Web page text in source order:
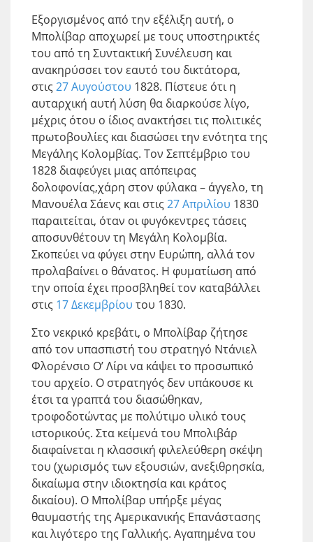
Εξοργισμένος από την εξέλιξη αυτή, ο
Μπολίβαρ αποχωρεί με τους υποστηρικτές
του από τη Συντακτική Συνέλευση και
ανακηρύσσει τον εαυτό του δικτάτορα,
στις 27 Αυγούστου 1828. Πίστευε ότι η
αυταρχική αυτή λύση θα διαρκούσε λίγο,
μέχρις ότου ο ίδιος ανακτήσει τις πολιτικές
πρωτοβουλίες και διασώσει την ενότητα της
Μεγάλης Κολομβίας. Τον Σεπτέμβριο του
1828 διαφεύγει μιας απόπειρας
δολοφονίας,χάρη στον φύλακα – άγγελο, τη
Μανουέλα Σάενς και στις 27 Απριλίου 1830
παραιτείται, όταν οι φυγόκεντρες τάσεις
αποσυνθέτουν τη Μεγάλη Κολομβία.
Σκοπεύει να φύγει στην Ευρώπη, αλλά τον
προλαβαίνει ο θάνατος. Η φυματίωση από
την οποία έχει προσβληθεί τον καταβάλλει
στις 17 Δεκεμβρίου του 1830.
Στο νεκρικό κρεβάτι, ο Μπολίβαρ ζήτησε
από τον υπασπιστή του στρατηγό Ντάνιελ
Φλορένσιο Ο’ Λίρι να κάψει το προσωπικό
του αρχείο. Ο στρατηγός δεν υπάκουσε κι
έτσι τα γραπτά του διασώθηκαν,
τροφοδοτώντας με πολύτιμο υλικό τους
ιστορικούς. Στα κείμενά του Μπολιβάρ
διαφαίνεται η κλασσική φιλελεύθερη σκέψη
του (χωρισμός των εξουσιών, ανεξιθρησκία,
δικαίωμα στην ιδιοκτησία και κράτος
δικαίου). Ο Μπολίβαρ υπήρξε μέγας
θαυμαστής της Αμερικανικής Επανάστασης
και λιγότερο της Γαλλικής. Αγαπημένα του